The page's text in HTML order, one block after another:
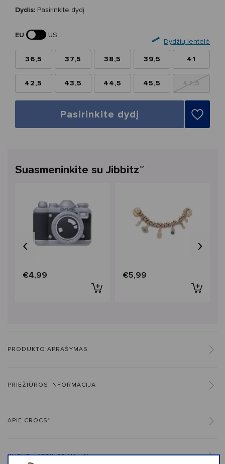
Dydis: Pasirinkite dydį
EU
US
Dydžių lentelė
36,5 37,5 38,5 39,5 41
42,5 43,5 44,5 45,5 47,5
Pasirinkite dydį
Suasmeninkite su Jibbitz™
€4,99 €5,99
‹ ›
PRODUKTO APRAŠYMAS
PRIEŽIŪROS INFORMACIJA
APIE CROCS™
KLIENTŲ ATSILIEPIMAI (0)